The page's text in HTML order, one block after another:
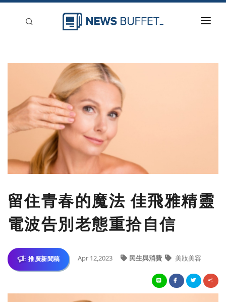
刊登
留住青春的魔法 佳飛雅精靈
電波告別老態重拾自信
推廣新聞稿 Apr 12,2023 民生與消費 美妝美容